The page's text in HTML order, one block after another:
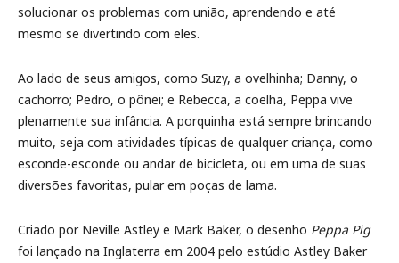
solucionar os problemas com união, aprendendo e até
mesmo se divertindo com eles.
Ao lado de seus amigos, como Suzy, a ovelhinha; Danny, o
cachorro; Pedro, o pônei; e Rebecca, a coelha, Peppa vive
plenamente sua infância. A porquinha está sempre brincando
muito, seja com atividades típicas de qualquer criança, como
esconde-esconde ou andar de bicicleta, ou em uma de suas
diversões favoritas, pular em poças de lama.
Criado por Neville Astley e Mark Baker, o desenho Peppa Pig
foi lançado na Inglaterra em 2004 pelo estúdio Astley Baker